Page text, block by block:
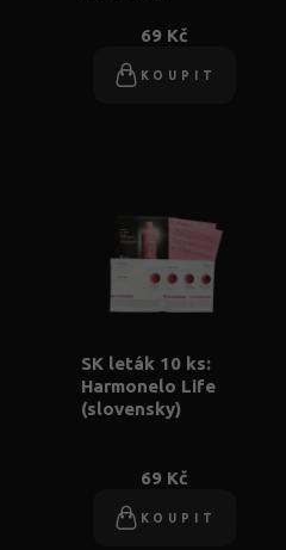
69 Kč
KOUPIT
SK leták 10 ks:
Harmonelo Life
(slovensky)
69 Kč
KOUPIT